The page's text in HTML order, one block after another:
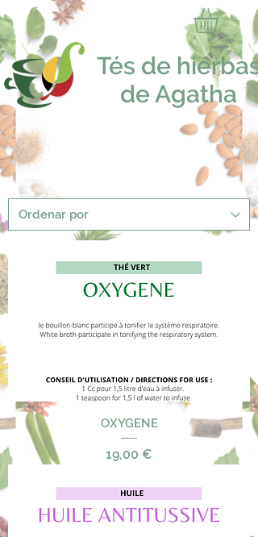
Tés de hierbas
de Agatha
OXYGENE
Precio
19,00 €